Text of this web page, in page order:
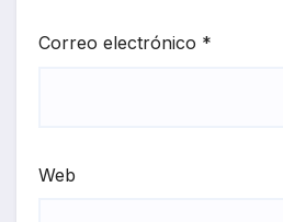
Correo electrónico *
Web